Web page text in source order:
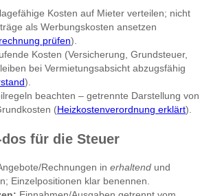
Kosten auf Mieter verteilen; nicht
als Werbungskosten ansetzen
prüfen).
Kosten (Versicherung, Grundsteuer,
bei Vermietungsabsicht abzugsfähig
).
beachten – getrennte Darstellung von
(Heizkostenverordnung erklärt).
für die Steuer
Rechnungen in erhaltend und
Einzelpositionen klar benennen.